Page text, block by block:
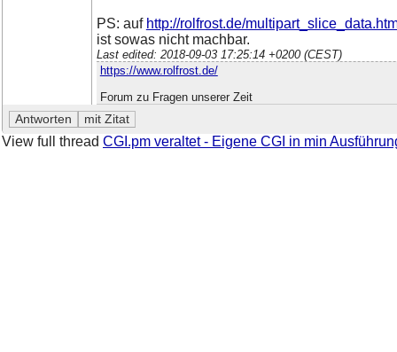
PS: auf http://rolfrost.de/
ist sowas nicht machbar.
Last edited: 2018-09-03 17:25:14 +0200 (CEST)
https://www.rolfrost.de/
Forum zu Fragen unserer Zeit
View full thread CGI.pm veraltet - Eigene CGI in min